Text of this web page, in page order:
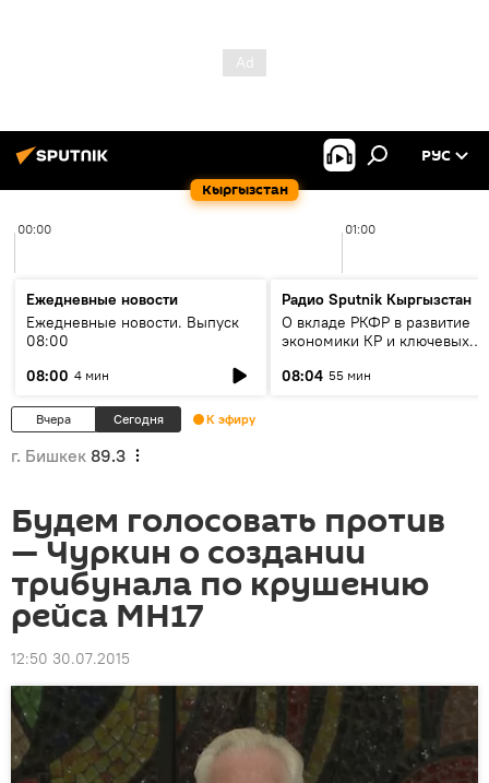
Кыргызстан
РУС
00:00 01:00
Ежедневные новости
Ежедневные новости. Выпуск
08:00
08:00 4 мин
Радио Sputnik Кыргызстан
О вкладе РКФР в развитие
экономики КР и ключевых
08:04 55 мин
Вчера Сегодня К эфиру
г. Бишкек 89.3
Будем голосовать против
— Чуркин о создании
трибунала по крушению
рейса МН17
12:50 30.07.2015